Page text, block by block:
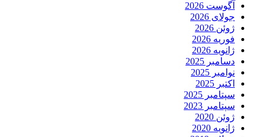
آگوست 2026
جولای 2026
ژوئن 2026
فوریه 2026
ژانویه 2026
دسامبر 2025
نوامبر 2025
اکتبر 2025
سپتامبر 2025
سپتامبر 2023
ژوئن 2020
ژانویه 2020